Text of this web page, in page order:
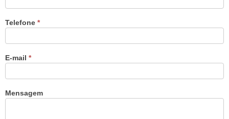
Telefone *
E-mail *
Mensagem